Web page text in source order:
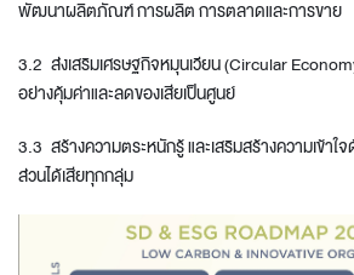
พัฒนาผลิตภัณฑ์ การผลิต การตลาดและการขาย
3.2 ส่งเสริมเศรษฐกิจหมุนเวียน (Circular
อย่างคุ้มค่าและลดของเสียเป็นศูนย์
3.3 สร้างความตระหนักรู้ และเสริมสร้างความเข้าใ
ส่วนได้เสียทุกกลุ่ม